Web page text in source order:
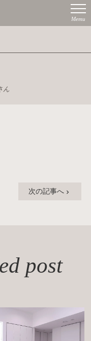
ん
次の記事へ
post